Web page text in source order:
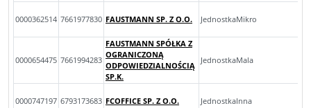
0000362514 7661977830 FAUSTMANN SP. Z O.O. JednostkaMikro
0000654475 7661994283
FAUSTMANN SPÓŁKA Z
OGRANICZONĄ
ODPOWIEDZIALNOŚCIĄ
SP.K.
JednostkaMala
0000747197 6793173683 FCOFFICE SP. Z O.O. JednostkaInna